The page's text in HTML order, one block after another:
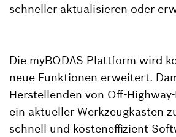
schneller aktualisieren oder
Die myBODAS Plattform wird
neue Funktionen erweitert.
Herstellenden von Off-
ein aktueller Werkzeugkasten
schnell und kosteneffizient